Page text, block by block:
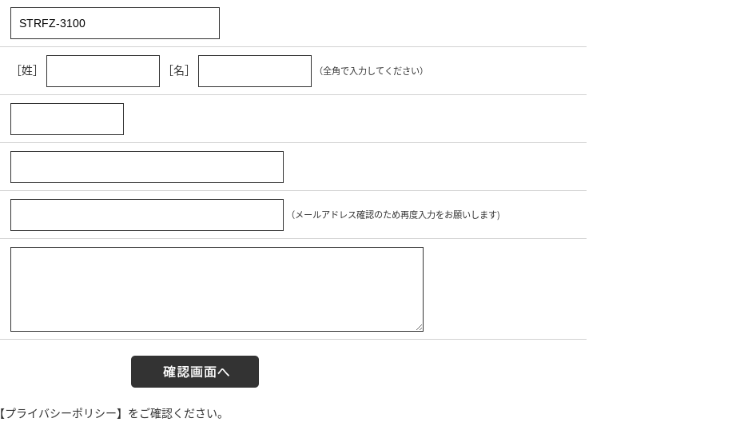
［姓］ ［名］ （全角で入力してください）
（メールアドレス確認のため再度入力をお願いします)
【プライバシーポリシー】 をご確認ください。